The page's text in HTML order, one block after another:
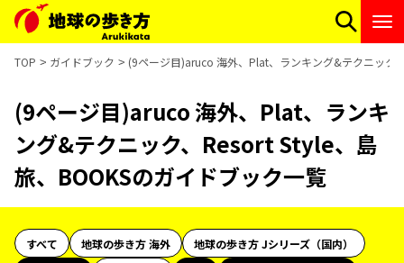
TOP ガイドブック (9ページ目)aruco 海外、Plat、ランキング&テクニック
(9ページ目)aruco 海外、Plat、ランキ
ング&テクニック、Resort Style、島
旅、BOOKSのガイドブック一覧
すべて 地球の歩き方 海外
地球の歩き方 Jシリーズ（国内）